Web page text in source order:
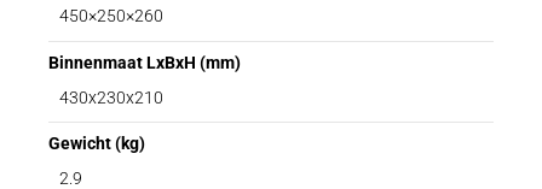
450×250×260
Binnenmaat LxBxH (mm)
430x230x210
Gewicht (kg)
2.9